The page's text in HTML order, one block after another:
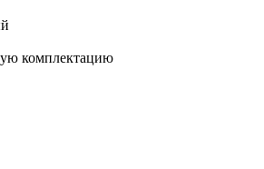
комплектацию